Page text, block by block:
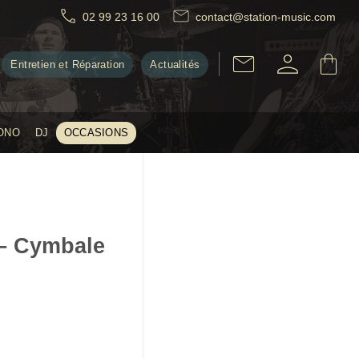
02 99 23 16 00 contact@station-music.com
Entretien et Réparation Actualités
DJ OCCASIONS
Cymbale